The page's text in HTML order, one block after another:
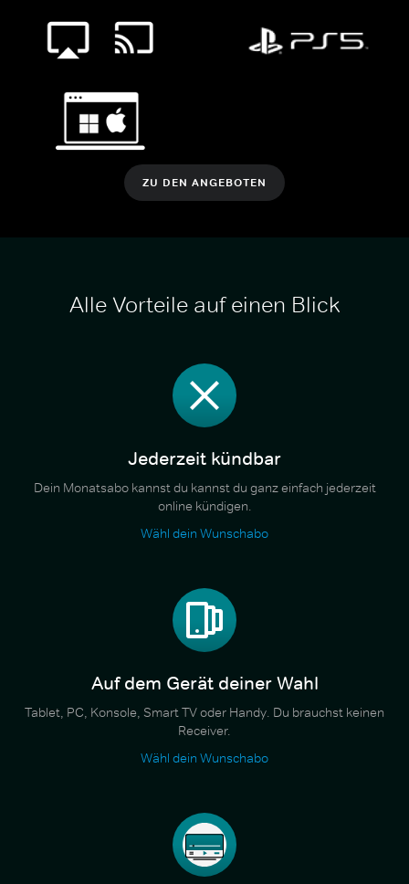
ZU DEN ANGEBOTEN
Alle Vorteile auf einen Blick
Jederzeit kündbar
Dein Monatsabo kannst du kannst du ganz einfach jederzeit
online kündigen.
Wähl dein Wunschabo
Auf dem Gerät deiner Wahl
Tablet, PC, Konsole, Smart TV oder Handy. Du brauchst keinen
Receiver.
Wähl dein Wunschabo